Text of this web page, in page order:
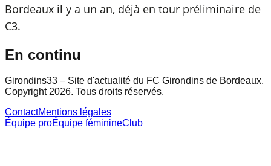
Bordeaux il y a un an, déjà en tour préliminaire de
C3.
En continu
Girondins33 – Site d'actualité du FC Girondins de Bordeaux,
Copyright 2026. Tous droits réservés.
ContactMentions légales
Équipe proÉquipe féminineClub